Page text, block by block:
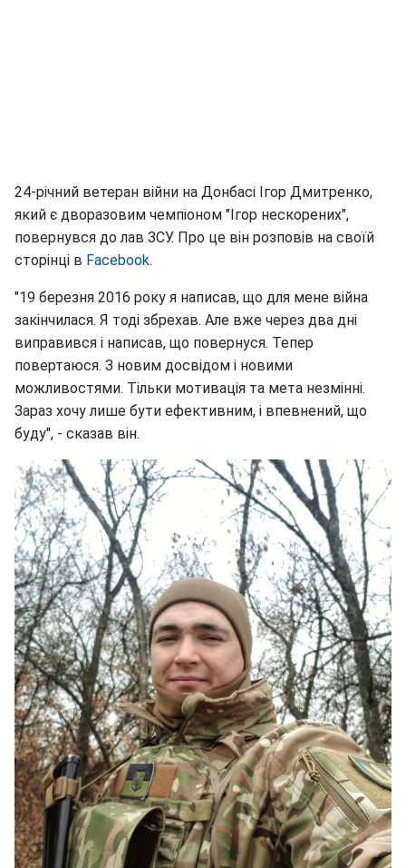
24-річний ветеран війни на Донбасі Ігор Дмитренко,
який є дворазовим чемпіоном "Ігор нескорених",
повернувся до лав ЗСУ. Про це він розповів на своїй
сторінці в Facebook.
"19 березня 2016 року я написав, що для мене війна
закінчилася. Я тоді збрехав. Але вже через два дні
виправився і написав, що повернуся. Тепер
повертаюся. З новим досвідом і новими
можливостями. Тільки мотивація та мета незмінні.
Зараз хочу лише бути ефективним, і впевнений, що
буду", - сказав він.